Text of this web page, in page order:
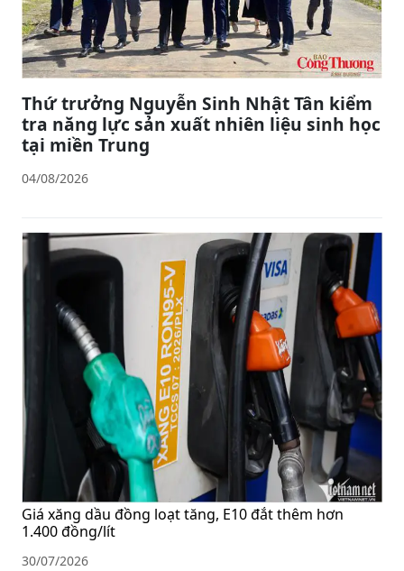
Thứ trưởng Nguyễn Sinh Nhật Tân kiểm
tra năng lực sản xuất nhiên liệu sinh học
tại miền Trung
04/08/2026
Giá xăng dầu đồng loạt tăng, E10 đắt thêm hơn
1.400 đồng/lít
30/07/2026